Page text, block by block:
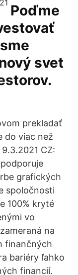
Poďme
svet
prekladať
do viac než
CZ:
grafických
spoločnosti
100% kryté
vo
na
finančných
bariéry ľahko
financií.